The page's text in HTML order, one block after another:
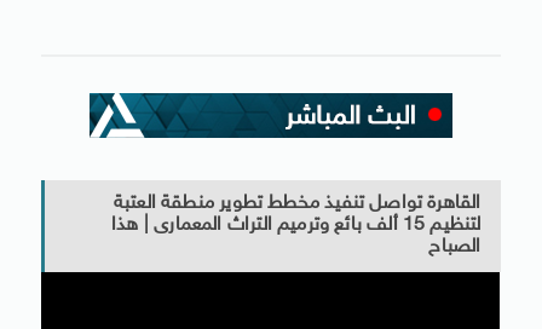
القاهرة تواصل تنفيذ مخطط تطوير منطقة العتبة
لتنظيم 15 ألف بائع وترميم التراث المعمارى | هذا
الصباح